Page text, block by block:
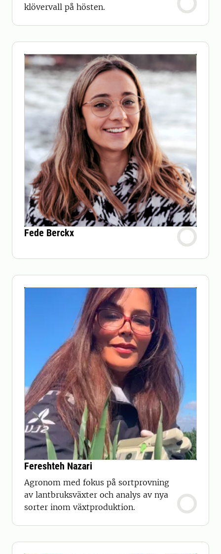
klövervall på hösten.
Fede Berckx
Fereshteh Nazari
Agronom med fokus på sortprovning
av lantbruksväxter och analys av nya
sorter inom växtproduktion.